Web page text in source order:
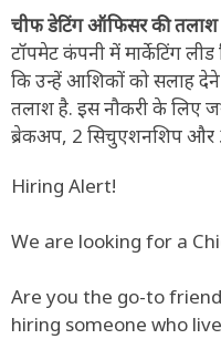
चीफ डेटिंग ऑफिसर की तलाश
टॉपमेट कंपनी में मार्केटिंग
कि उन्हें आशिकों को सलाह
तलाश है. इस नौकरी के लिए
ब्रेकअप, 2 सिचुएशनशिप और
Hiring Alert!
We are looking for a
Are you the go-to
hiring someone who